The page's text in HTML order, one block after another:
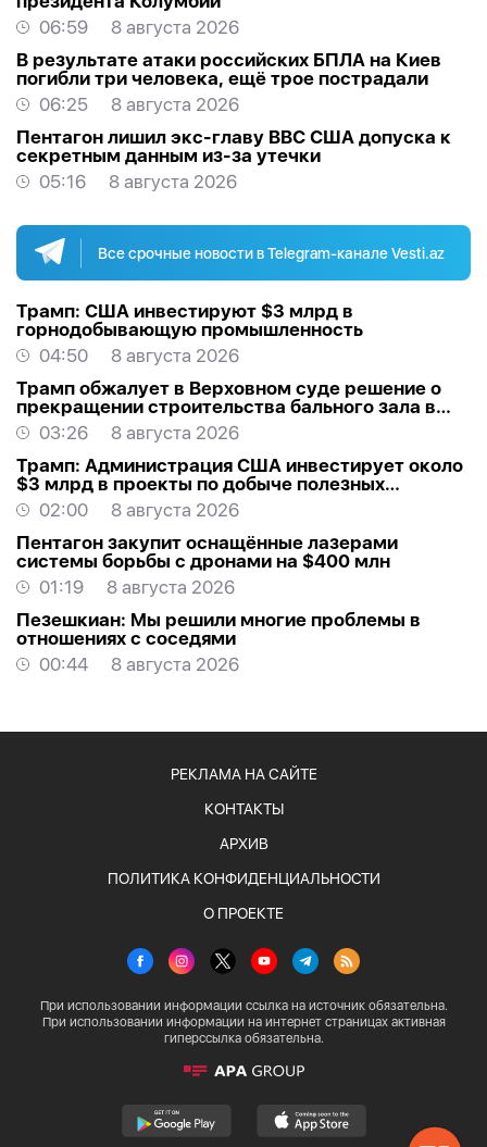
06:59
8 августа 2026
В результате атаки российских БПЛА на Киев
погибли три человека, ещё трое пострадали
06:25
8 августа 2026
Пентагон лишил экс-главу ВВС США допуска к
секретным данным из-за утечки
05:16
8 августа 2026
Все срочные новости в Telegram-канале Vesti.az
Трамп: США инвестируют $3 млрд в
горнодобывающую промышленность
04:50
8 августа 2026
Трамп обжалует в Верховном суде решение о
прекращении строительства бального зала в
Белом доме
03:26
8 августа 2026
Трамп: Администрация США инвестирует около
$3 млрд в проекты по добыче полезных
ископаемых
02:00
8 августа 2026
Пентагон закупит оснащённые лазерами
системы борьбы с дронами на $400 млн
01:19
8 августа 2026
Пезешкиан: Мы решили многие проблемы в
отношениях с соседями
00:44
8 августа 2026
РЕКЛАМА НА САЙТЕ
КОНТАКТЫ
АРХИВ
ПОЛИТИКА КОНФИДЕНЦИАЛЬНОСТИ
О ПРОЕКТЕ
При использовании информации ссылка на источник обязательна.
При использовании информации на интернет страницах активная
гиперссылка обязательна.